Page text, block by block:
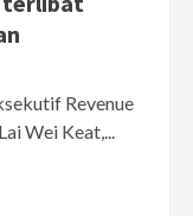
Revenue
Wei Keat,...